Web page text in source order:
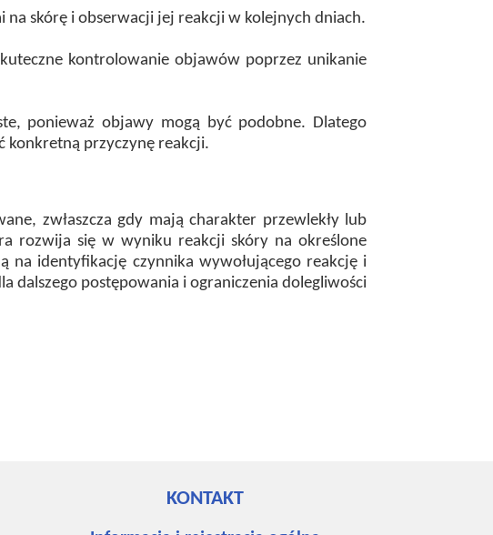
na skórę i obserwacji jej reakcji w kolejnych dniach.
kontrolowanie objawów poprzez unikanie
ponieważ objawy mogą być podobne. Dlatego
konkretną przyczynę reakcji.
zwłaszcza gdy mają charakter przewlekły lub
rozwija się w wyniku reakcji skóry na określone
na identyfikację czynnika wywołującego reakcję i
dalszego postępowania i ograniczenia dolegliwości
KONTAKT